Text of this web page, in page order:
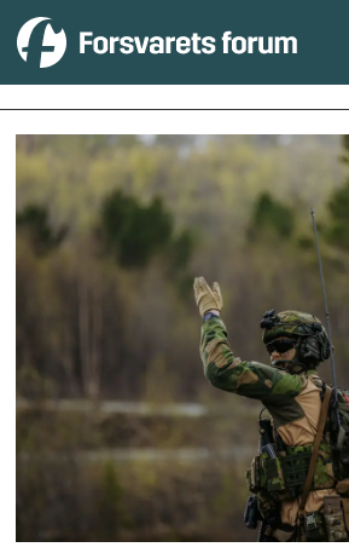
Tag:
eirik
kristoffersen